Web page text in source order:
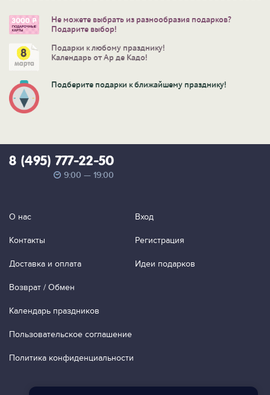
Не можете выбрать из разнообразия подарков?
Подарите выбор!
Подарки к любому празднику!
Календарь от Ар де Кадо!
Подберите подарки к ближайшему празднику!
8 (495) 777-22-50
9:00 — 19:00
О нас
Контакты
Доставка и оплата
Возврат / Обмен
Календарь праздников
Пользовательское соглашение
Политика конфиденциальности
Вход
Регистрация
Идеи подарков